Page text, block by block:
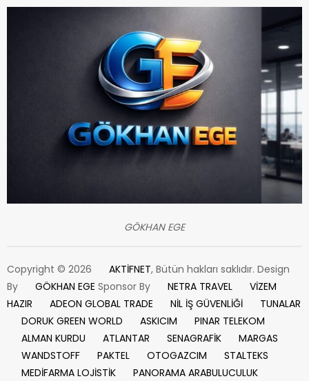
GÖKHAN EGE
Copyright © 2026 AKTİFNET, Bütün hakları saklıdır. Design
By
GÖKHAN EGE Sponsor By NETRA TRAVEL
VİZEM
HAZIR
ADEON GLOBAL TRADE NİL İŞ GÜVENLİĞİ
TUNALAR
DORUK GREEN WORLD
ASKICIM
PINAR TELEKOM
ALMAN KURDU
ATLANTAR SENAGRAFİK
MARGAS
WANDSTOFF
PAKTEL OTOGAZCIM
STALTEKS
MEDİFARMA LOJİSTİK
PANORAMA ARABULUCULUK